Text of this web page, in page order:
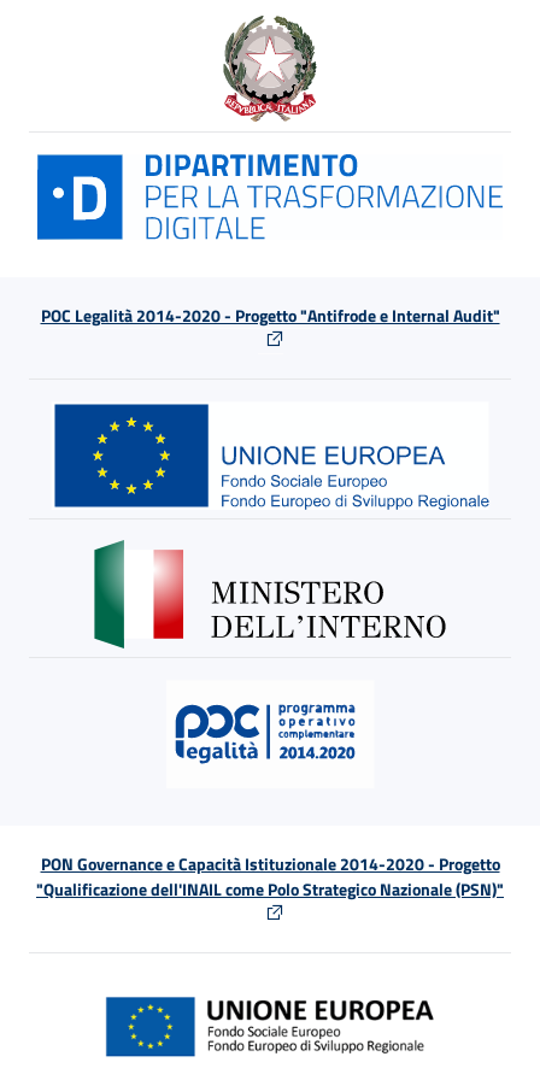
POC Legalità 2014-2020 - Progetto "Antifrode e Internal Audit"
PON Governance e Capacità Istituzionale 2014-2020 - Progetto
"Qualificazione dell'INAIL come Polo Strategico Nazionale (PSN)"